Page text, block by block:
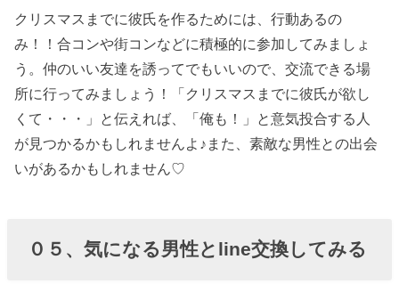
クリスマスまでに彼氏を作るためには、行動あるの
み！！合コンや街コンなどに積極的に参加してみましょ
う。仲のいい友達を誘ってでもいいので、交流できる場
所に行ってみましょう！「クリスマスまでに彼氏が欲し
くて・・・」と伝えれば、「俺も！」と意気投合する人
が見つかるかもしれませんよ♪また、素敵な男性との出会
いがあるかもしれません♡
０５、気になる男性と line交換してみる